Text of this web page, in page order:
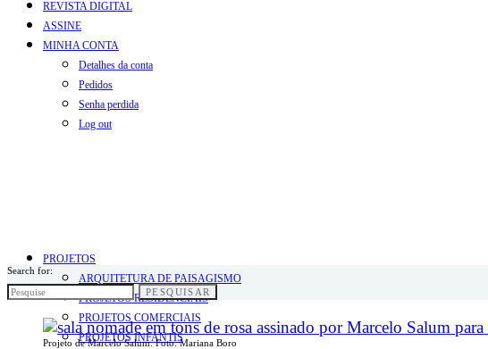
REVISTA DIGITAL
ASSINE
MINHA CONTA
Detalhes da conta
Pedidos
Senha perdida
Log out
PROJETOS
ARQUITETURA DE PAISAGISMO
PROJETOS RESIDENCIAIS
PROJETOS COMERCIAIS
PROJETOS INFANTIS
Search for:
PESQUISAR
Projeto de Marcelo Salum. Foto: Mariana Boro